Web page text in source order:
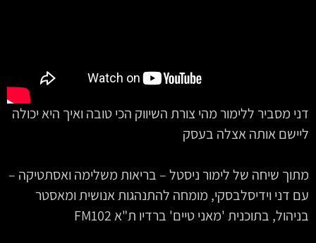
דני מסביר ללימור מהי צורת השיווק הכי טובה ואיך היא יכולה
ליישם אותה אצלה בעסק
מתוך שיחה של לימור ניסטל – בריאות משלימה ואסתטיקה –
עם דני וידיסלבסקי, מומחה להתנהגות אנושית ומאסטר
בניהול, בתוכנית 'מאני טיים' ברדיו ת"א FM102